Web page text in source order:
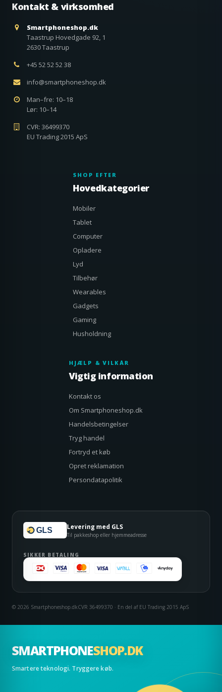
SMARTPHONESHOP.DK
Smartere teknologi. Tryggere køb.
Kontakt & virksomhed
Smartphoneshop.dk
Taastrup Hovedgade 92, 1
2630 Taastrup
+45 52 52 52 38
info@smartphoneshop.dk
Man–fre: 10–18
Lør: 10–14
CVR: 36499370
EU Trading 2015 ApS
SHOP EFTER
Hovedkategorier
Mobiler
Tablet
Computer
Opladere
Lyd
Tilbehør
Wearables
Gadgets
Gaming
Husholdning
HJÆLP & VILKÅR
Vigtig information
Kontakt os
Om Smartphoneshop.dk
Handelsbetingelser
Tryg handel
Fortryd et køb
Opret reklamation
Persondatapolitik
GLS Levering med GLS
Til pakkeshop eller hjemmeadresse
SIKKER BETALING
© 2026 Smartphoneshop.dkCVR 36499370 · En del af EU Trading 2015 ApS